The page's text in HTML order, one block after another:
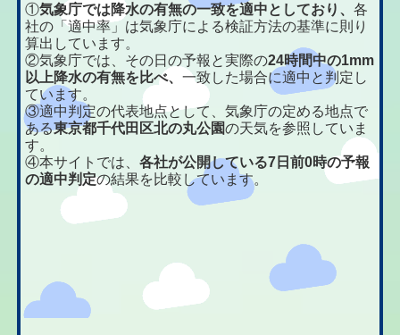
①気象庁では降水の有無の一致を適中としており、各
社の「適中率」は気象庁による検証方法の基準に則り
算出しています。
②気象庁では、その日の予報と実際の24時間中の1mm
以上降水の有無を比べ、一致した場合に適中と判定し
ています。
③適中判定の代表地点として、気象庁の定める地点で
ある東京都千代田区北の丸公園の天気を参照していま
す。
④本サイトでは、各社が公開している7日前0時の予報
の適中判定の結果を比較しています。